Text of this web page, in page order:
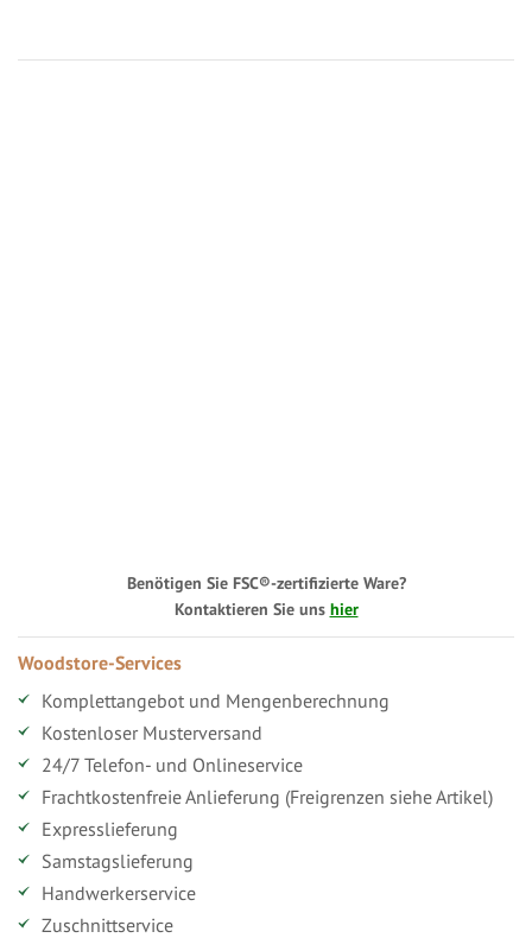
Benötigen Sie FSC®-zertifizierte Ware?
Kontaktieren Sie uns hier
Woodstore-Services
Komplettangebot und Mengenberechnung
Kostenloser Musterversand
24/7 Telefon- und Onlineservice
Frachtkostenfreie Anlieferung (Freigrenzen siehe Artikel)
Expresslieferung
Samstagslieferung
Handwerkerservice
Zuschnittservice